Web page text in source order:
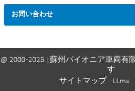
お問い合わせ
@ 2000 -2026 |蘇州パイオニア車両有
す
サイトマップ
LLms